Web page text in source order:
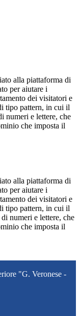
alla piattaforma di
per aiutare i
dei visitatori e
tipo pattern, in cui il
numeri e lettere, che
che imposta il
alla piattaforma di
per aiutare i
dei visitatori e
tipo pattern, in cui il
numeri e lettere, che
che imposta il
"G. Veronese -